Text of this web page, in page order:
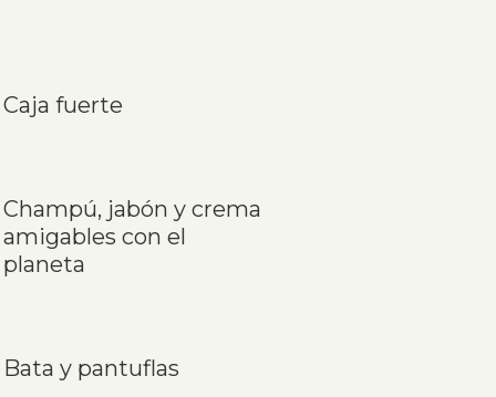
Caja fuerte
Champú, jabón y crema
amigables con el
planeta
Bata y pantuflas